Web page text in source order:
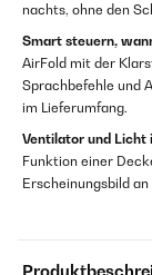
nachts, ohne den
Smart steuern,
AirFold mit der
Sprachbefehle und
im Lieferumfang.
Ventilator und Licht
Funktion einer
Erscheinungsbild